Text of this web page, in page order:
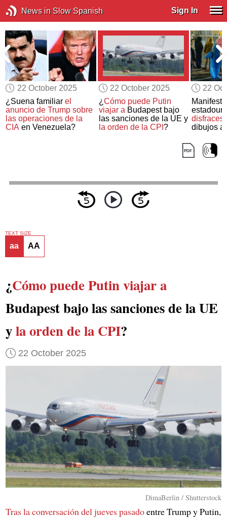
News in Slow Spanish Sign In
22 October 2025
¿Suena familiarel
anuncio de Trump sobre
las operaciones de la
CIA en Venezuela?
22 October 2025
¿Cómo puede Putin
viajar aBudapest bajo
las sanciones de la UE y
la orden de la CPI ?
22
disfraces
dibujos
del orden
TEXT SIZE
aa AA
¿Cómo puede Putin viajar a
Budapest bajo las sanciones de la UE
yla orden de la CPI?
22 October 2025
DimaBerlin / Shutterstock
Tras la conversación del jueves pasadoentre Trump y Putin,